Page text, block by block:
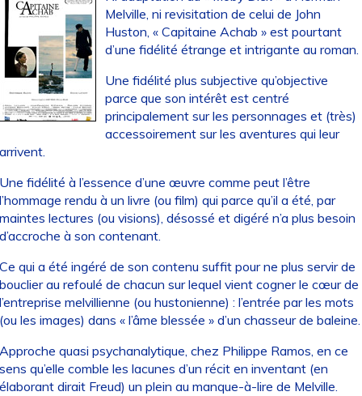
Melville, ni revisitation de celui de John
Huston, « Capitaine Achab » est pourtant
d’une fidélité étrange et intrigante au roman.
Une fidélité plus subjective qu’objective
parce que son intérêt est centré
principalement sur les personnages et (très)
accessoirement sur les aventures qui leur
fidélité à l’essence d’une œuvre comme peut l’être
rendu à un livre (ou film) qui parce qu’il a été, par
lectures (ou visions), désossé et digéré n’a plus besoin
à son contenant.
qui a été ingéré de son contenu suffit pour ne plus servir de
au refoulé de chacun sur lequel vient cogner le cœur de
melvillienne (ou hustonienne) : l’entrée par les mots
les images) dans « l’âme blessée » d’un chasseur de baleine.
quasi psychanalytique, chez Philippe Ramos, en ce
qu’elle comble les lacunes d’un récit en inventant (en
dirait Freud) un plein au manque-à-lire de Melville.